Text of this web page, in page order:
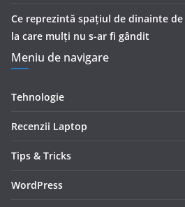
Ce reprezintă spaţiul de dinainte de
la care mulţi nu s-ar fi gândit
Meniu de navigare
Tehnologie
Recenzii Laptop
Tips & Tricks
WordPress